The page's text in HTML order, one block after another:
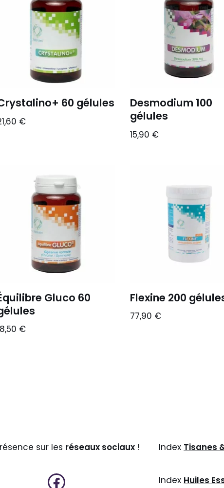
60 gélules
€
Desmodium 100
gélules
15,90 €
Gluco 60
€
Flexine 200
77,90 €
sur les réseaux sociaux ! Index Tisanes
Index Huiles